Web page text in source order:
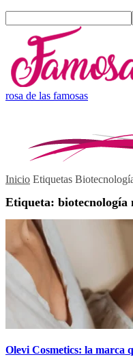
rosa de las famosas
Inicio Etiquetas
Etiqueta:
Olevi Cosmetics: la marca